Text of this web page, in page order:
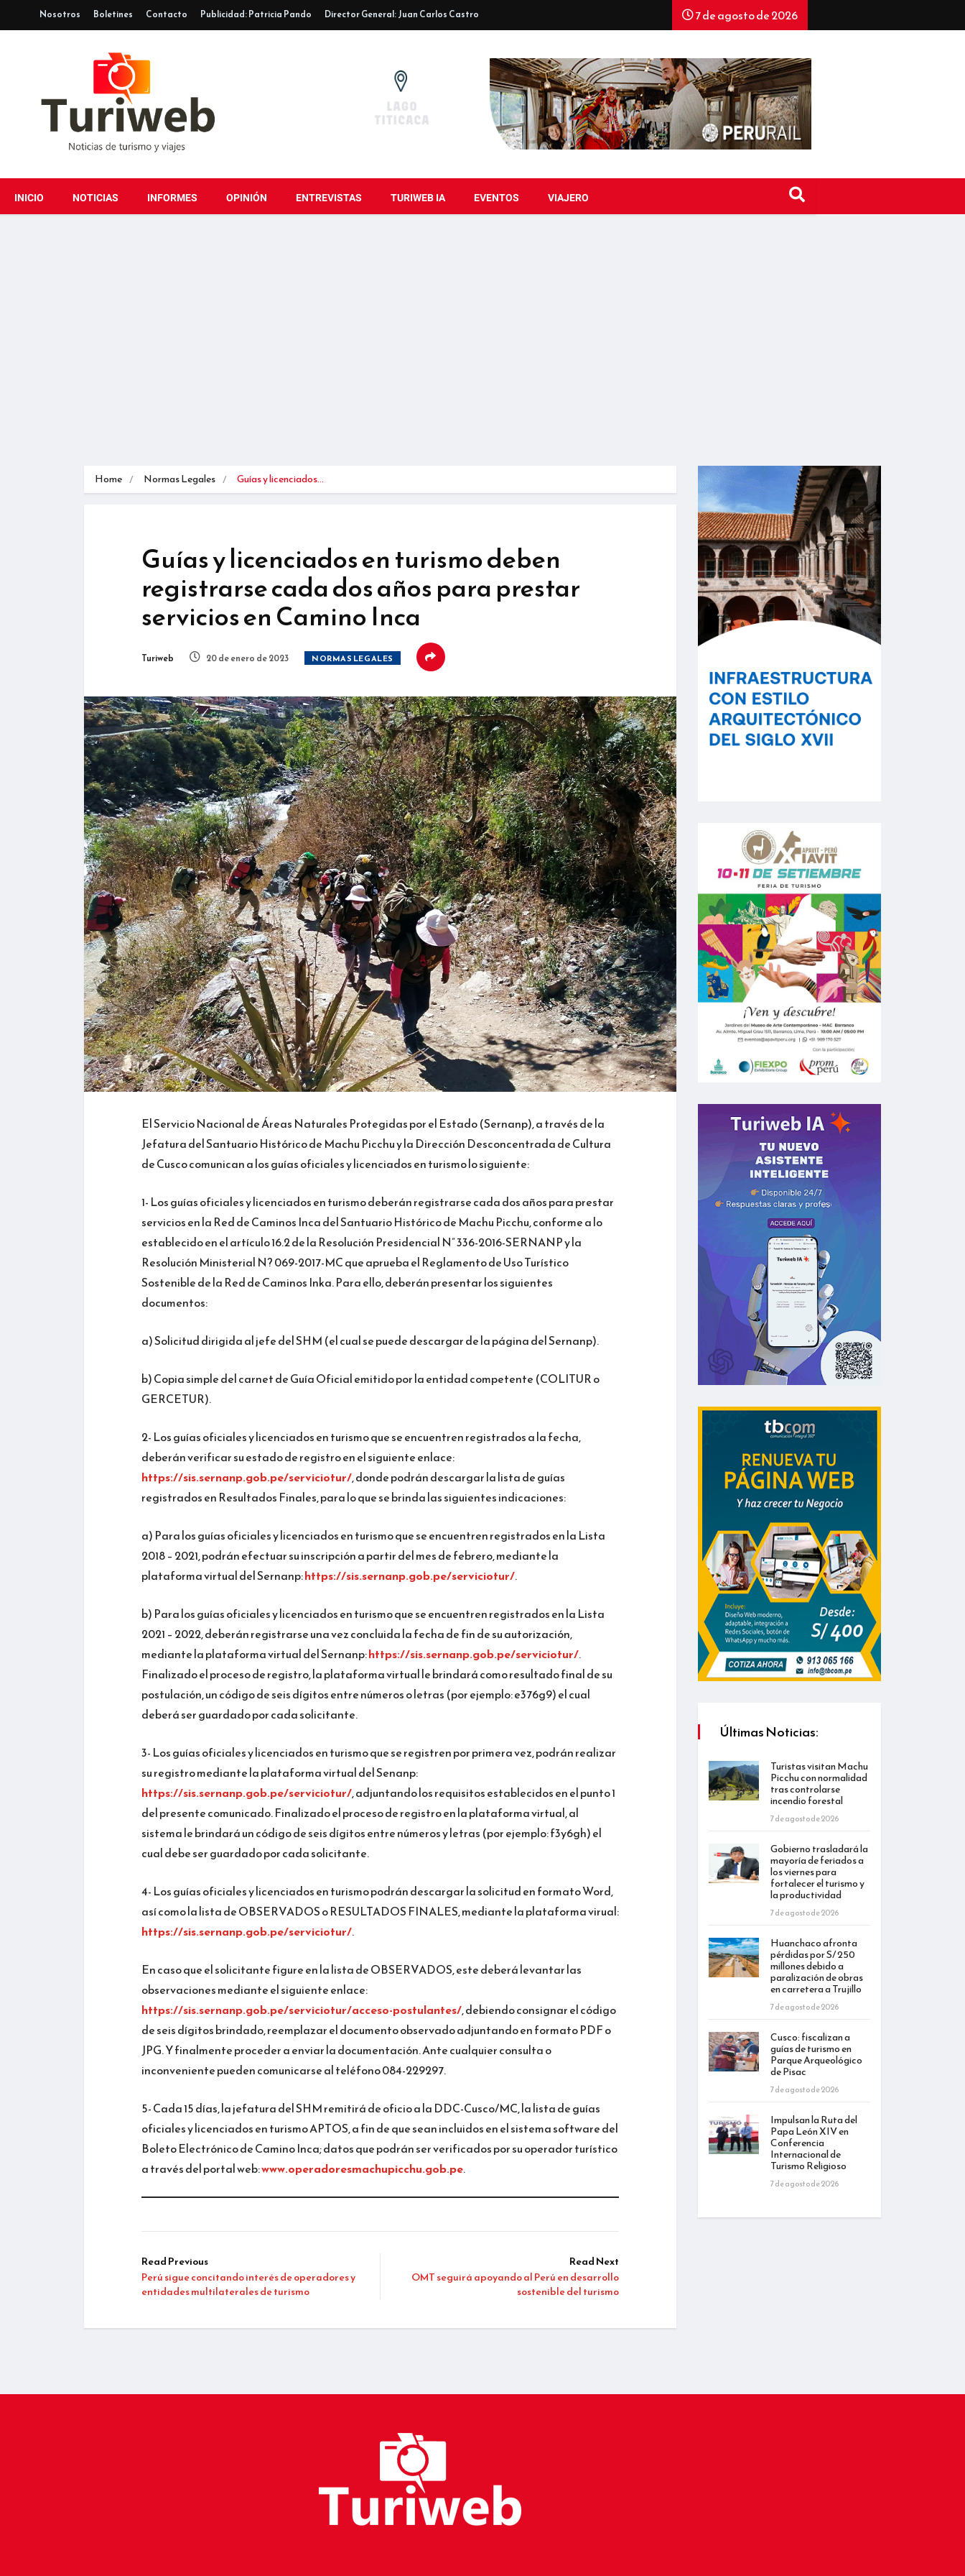
Nosotros Boletines Contacto Publicidad: Patricia Pando Director General: Juan Carlos Castro 7 de agosto de 2026
INICIO NOTICIAS INFORMES OPINIÓN ENTREVISTAS TURIWEB IA EVENTOS VIAJERO
Home Normas Legales Guías y licenciados…
Guías y licenciados en turismo deben
registrarse cada dos años para prestar
servicios en Camino Inca
Turiweb 20 de enero de 2023 NORMAS LEGALES
El Servicio Nacional de Áreas Naturales Protegidas por el Estado (Sernanp), a través de la
Jefatura del Santuario Histórico de Machu Picchu y la Dirección Desconcentrada de Cultura
de Cusco comunican a los guías oficiales y licenciados en turismo lo siguiente:
1- Los guías oficiales y licenciados en turismo deberán registrarse cada dos años para prestar
servicios en la Red de Caminos Inca del Santuario Histórico de Machu Picchu, conforme a lo
establecido en el artículo 16.2 de la Resolución Presidencial N” 336-2016-SERNANP y la
Resolución Ministerial N? 069-2017-MC que aprueba el Reglamento de Uso Turístico
Sostenible de la Red de Caminos Inka. Para ello, deberán presentar los siguientes
documentos:
a) Solicitud dirigida al jefe del SHM (el cual se puede descargar de la página del Sernanp).
b) Copia simple del carnet de Guía Oficial emitido por la entidad competente (COLITUR o
GERCETUR).
2- Los guías oficiales y licenciados en turismo que se encuentren registrados a la fecha,
deberán verificar su estado de registro en el siguiente enlace:
https://sis.sernanp.gob.pe/serviciotur/, donde podrán descargar la lista de guías
registrados en Resultados Finales, para lo que se brinda las siguientes indicaciones:
a) Para los guías oficiales y licenciados en turismo que se encuentren registrados en la Lista
2018 – 2021, podrán efectuar su inscripción a partir del mes de febrero, mediante la
plataforma virtual del Sernanp:https://sis.sernanp.gob.pe/serviciotur/.
b) Para los guías oficiales y licenciados en turismo que se encuentren registrados en la Lista
2021 – 2022, deberán registrarse una vez concluida la fecha de fin de su autorización,
mediante la plataforma virtual del Sernanp:https://sis.sernanp.gob.pe/serviciotur/.
Finalizado el proceso de registro, la plataforma virtual le brindará como resultado final de su
postulación, un código de seis dígitos entre números o letras (por ejemplo: e376g9) el cual
deberá ser guardado por cada solicitante.
3- Los guías oficiales y licenciados en turismo que se registren por primera vez, podrán realizar
su registro mediante la plataforma virtual del Senanp:
https://sis.sernanp.gob.pe/serviciotur/, adjuntando los requisitos establecidos en el punto 1
del presente comunicado. Finalizado el proceso de registro en la plataforma virtual, al
sistema le brindará un código de seis dígitos entre números y letras (por ejemplo: f3y6gh) el
cual debe ser guardado por cada solicitante.
4- Los guías oficiales y licenciados en turismo podrán descargar la solicitud en formato Word,
así como la lista de OBSERVADOS o RESULTADOS FINALES, mediante la plataforma virual:
https://sis.sernanp.gob.pe/serviciotur/.
En caso que el solicitante figure en la lista de OBSERVADOS, este deberá levantar las
observaciones mediante el siguiente enlace:
https://sis.sernanp.gob.pe/serviciotur/acceso-postulantes/, debiendo consignar el código
de seis dígitos brindado, reemplazar el documento observado adjuntando en formato PDF o
JPG. Y finalmente proceder a enviar la documentación. Ante cualquier consulta o
inconveniente pueden comunicarse al teléfono 084-229297.
5- Cada 15 días, la jefatura del SHM remitirá de oficio a la DDC-Cusco/MC, la lista de guías
oficiales y licenciados en turismo APTOS, a fin de que sean incluidos en el sistema software del
Boleto Electrónico de Camino Inca; datos que podrán ser verificados por su operador turístico
a través del portal web:www.operadoresmachupicchu.gob.pe.
Read Previous
Perú sigue concitando interés de operadores y
entidades multilaterales de turismo
Read Next
OMT seguirá apoyando al Perú en desarrollo
sostenible del turismo
Últimas Noticias:
Turistas visitan Machu
Picchu con normalidad
tras controlarse
incendio forestal
7 de agosto de 2026
Gobierno trasladará la
mayoría de feriados a
los viernes para
fortalecer el turismo y
la productividad
7 de agosto de 2026
Huanchaco afronta
pérdidas por S/ 250
millones debido a
paralización de obras
en carretera a Trujillo
7 de agosto de 2026
Cusco: fiscalizan a
guías de turismo en
Parque Arqueológico
de Pisac
7 de agosto de 2026
Impulsan la Ruta del
Papa León XIV en
Conferencia
Internacional de
Turismo Religioso
7 de agosto de 2026